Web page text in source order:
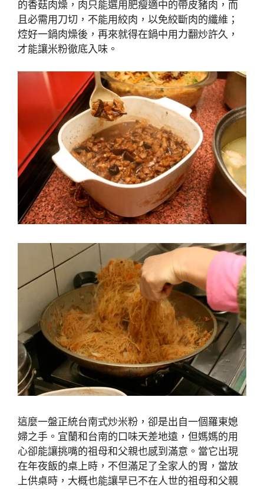
的香菇肉燥，肉只能選用肥瘦適中的帶皮豬肉，而
且必需用刀切，不能用絞肉，以免絞斷肉的纖維；
焢好一鍋肉燥後，再來就得在鍋中用力翻炒許久，
才能讓米粉徹底入味。
這麼一盤正統台南式炒米粉，卻是出自一個羅東媳
婦之手。宜蘭和台南的口味天差地遠，但媽媽的用
心卻能讓挑嘴的祖母和父親也感到滿意。當它出現
在年夜飯的桌上時，不但滿足了全家人的胃，當放
上供桌時，大概也能讓早已不在人世的祖母和父親